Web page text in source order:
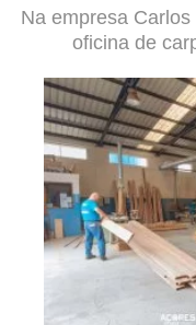
Na empresa
oficina de